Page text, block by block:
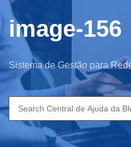
image-156
Sistema de Gestão para
Search
for: